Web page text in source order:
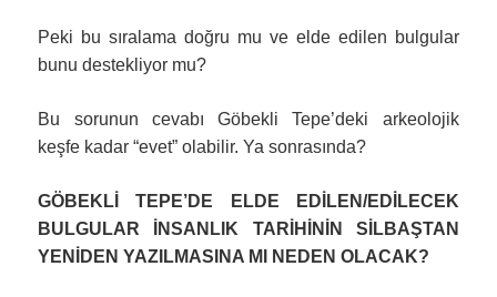
Peki bu sıralama doğru mu ve elde edilen bulgular
bunu destekliyor mu?
Bu sorunun cevabı Göbekli Tepe’deki arkeolojik
keşfe kadar “evet” olabilir. Ya sonrasında?
GÖBEKLİ TEPE’DE ELDE EDİLEN/EDİLECEK
BULGULAR İNSANLIK TARİHİNİN SİLBAŞTAN
YENİDEN YAZILMASINA MI NEDEN OLACAK?